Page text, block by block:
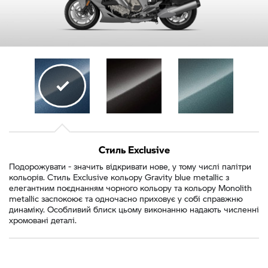
Стиль Exclusive
Подорожувати - значить відкривати нове, у тому числі палітри
кольорів. Стиль Exclusive кольору Gravity blue metallic з
елегантним поєднанням чорного кольору та кольору Monolith
metallic заспокоює та одночасно приховує у собі справжню
динаміку. Особливий блиск цьому виконанню надають численні
хромовані деталі.